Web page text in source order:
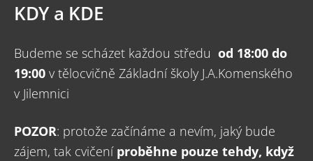
KDY a KDE
Budeme se scházet každou středu od 18:00 do
19:00 v tělocvičně Základní školy J.A.Komenského
v Jilemnici
POZOR: protože začínáme a nevím, jaký bude
zájem, tak cvičení proběhne pouze tehdy, když